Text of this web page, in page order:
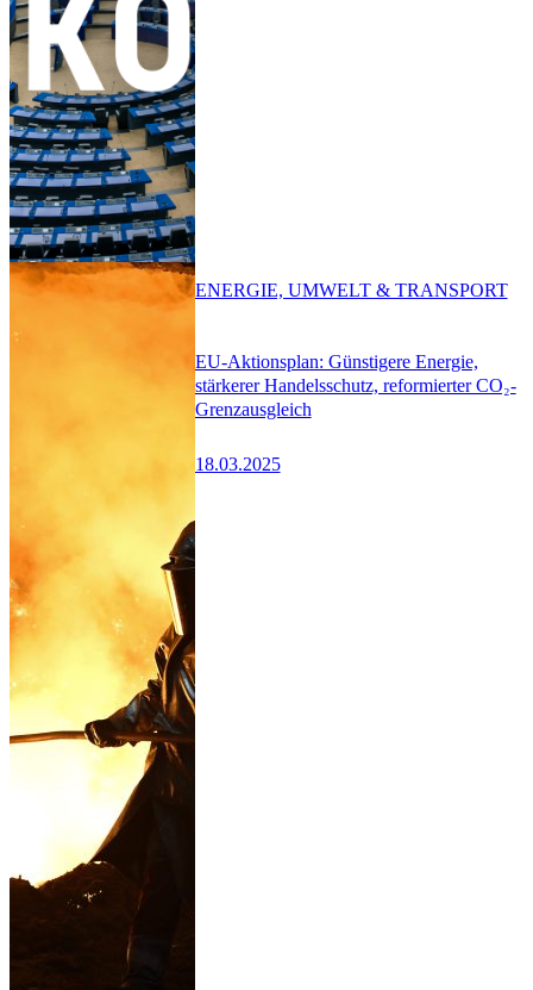
EU-Aktionsplan: Günstigere Energie,
stärkerer Handelsschutz, reformierter CO₂-
Grenzausgleich
18.03.2025
ENERGIE, UMWELT & TRANSPORT